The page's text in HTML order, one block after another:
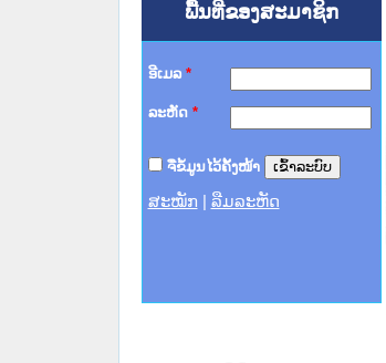
ພື້ນທີ່ຂອງສະມາຊິກ
ອີເມລ *
ລະຫັດ *
ຈື່ຂໍ້ມູນໄວ້ຄັ້ງໜ້າ
ສະໝັກ ລືມລະຫັດ
ານສະພາປະຊາຊົນ ພາກເໜືອ
ທາງລັດຖະການ
ສຳລັບ ພາກກາງ
ສຳລັບ ພາກໃຕ້
ວິທະຍາຄານຕຳຫຼວດປະຊາຊົນ
ວິທະຍາຄານສັນຕິບານປະຊາຊົນ
ຂັ້ນແຂວງພາກເໜືອ
ານສະພາປະຊາຊົນ ພາກກາງ